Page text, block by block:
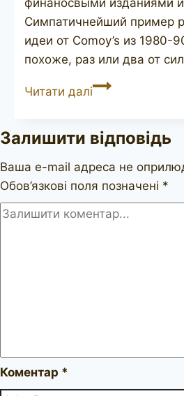
Симпатичнейший пример
идеи от Comoy’s из 1980-
похоже, раз или два от
Читати даліCOMOY’S
160S
Залишити відповідь
Ваша e-mail адреса не
Обов’язкові поля позначені *
Коментар *